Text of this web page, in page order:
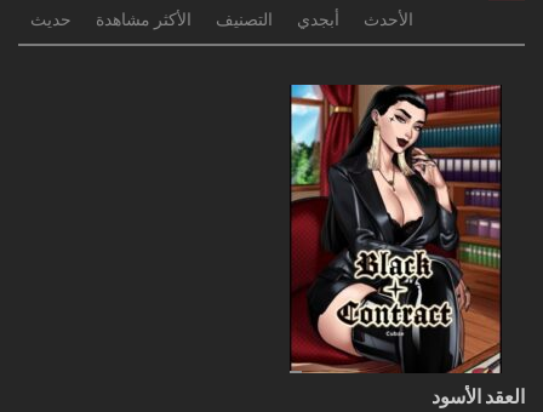
الأحدث أبجدي التصنيف الأكثر مشاهدة حديث
العقد الأسود